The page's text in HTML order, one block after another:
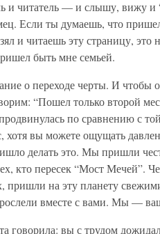
и читатель — и слышу, вижу и
Если ты думаешь, что
и читаешь эту страницу, это
быть мне семьей.
о переходе черты. И чтобы
“Пошел только второй
по сравнению с
хотя вы можете ощущать
делать это. Мы пришли
кто пересек “Мост Мечей”.
пришли на эту планету
вместе с вами. Мы —
говорила: вы с трудом